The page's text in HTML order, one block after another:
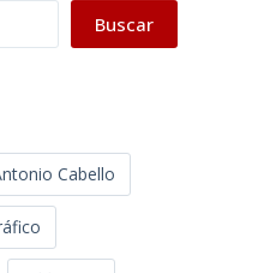
Buscar
Cabello